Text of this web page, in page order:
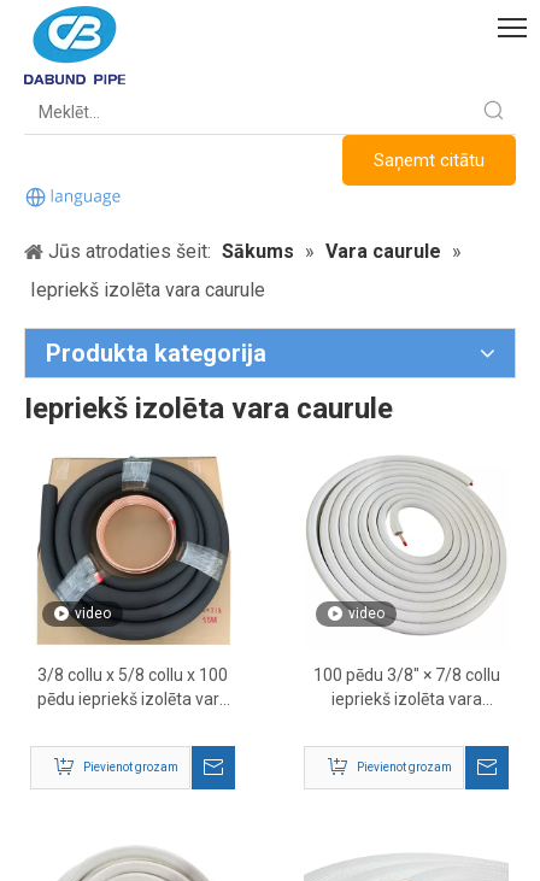
Saņemt citātu
Jūs atrodaties šeit: Sākums » Vara caurule »
Iepriekš izolēta vara caurule
Produkta kategorija
Iepriekš izolēta vara caurule
video
3/8 collu x 5/8 collu x 100
pēdu iepriekš izolēta vara
Pievienot grozam
video
100 pēdu 3/8″ × 7/8 collu
iepriekš izolēta vara
aukstumnesēja līnijas
komplekts
Pievienot grozam